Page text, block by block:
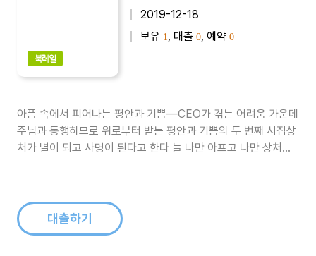
북레일
2019-12-18
보유 1 , 대출 0 , 예약 0
아픔 속에서 피어나는 평안과 기쁨―CEO가 겪는 어려움 가운데
주님과 동행하므로 위로부터 받는 평안과 기쁨의 두 번째 시집상
처가 별이 되고 사명이 된다고 한다 늘 나만 아프고 나만 상처받
게 오신 이를 만났다 그..
대출하기